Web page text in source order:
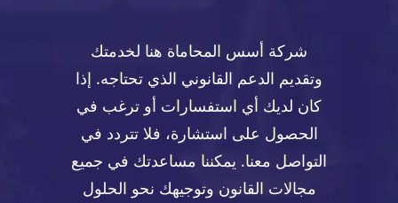
شركة أسس المحاماة هنا لخدمتك
وتقديم الدعم القانوني الذي تحتاجه. إذا
كان لديك أي استفسارات أو ترغب في
الحصول على استشارة، فلا تتردد في
التواصل معنا. يمكننا مساعدتك في جميع
مجالات القانون وتوجيهك نحو الحلول